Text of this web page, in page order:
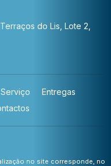
do Lis, Lote 2,
Entregas
no site corresponde, no